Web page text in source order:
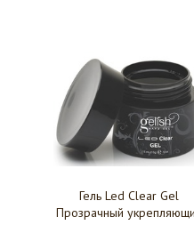
Гель Led Clear Gel
Прозрачный